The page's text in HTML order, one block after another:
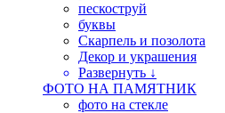
пескоструй
буквы
Скарпель и позолота
Декор и украшения
Развернуть ↓
ФОТО НА ПАМЯТНИК
фото на стекле